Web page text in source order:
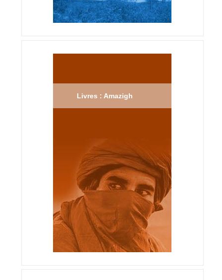
Livres : Amazigh